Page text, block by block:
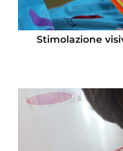
Stimolazione